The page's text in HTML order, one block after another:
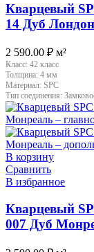
Кварцевый
14 Дуб
2 590.00 ₽ м²
Класс: 42 класс
Толщина: 4 мм
Материал: SPC
Тип соединения:
В корзину
Сравнить
В избранное
Кварцевый
007 Дуб